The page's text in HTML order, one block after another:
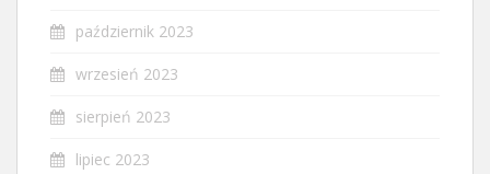
październik 2023
wrzesień 2023
sierpień 2023
lipiec 2023